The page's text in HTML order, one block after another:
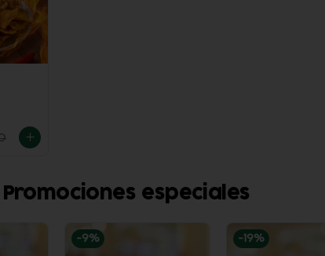
Promociones especiales
-9% -19%